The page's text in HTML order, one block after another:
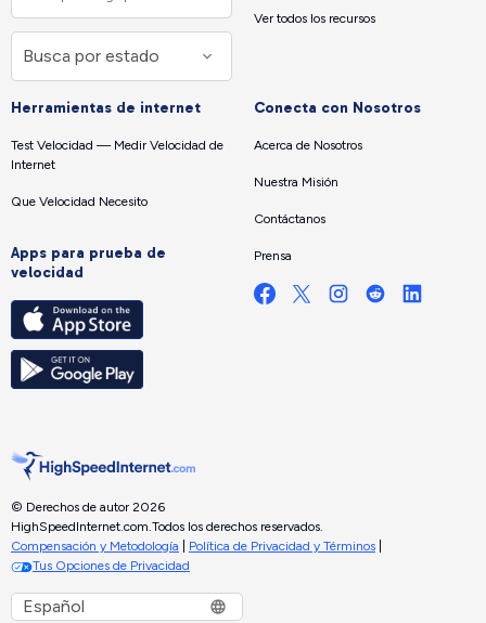
Ver todos los recursos
Herramientas de internet
Test Velocidad — Medir Velocidad de
Internet
Que Velocidad Necesito
Apps para prueba de
velocidad
Conecta con Nosotros
Acerca de Nosotros
Nuestra Misión
Contáctanos
Prensa
© Derechos de autor 2026
HighSpeedInternet.com.Todos los derechos reservados.
Compensación y Metodología
Política de Privacidad y Términos
Tus Opciones de Privacidad